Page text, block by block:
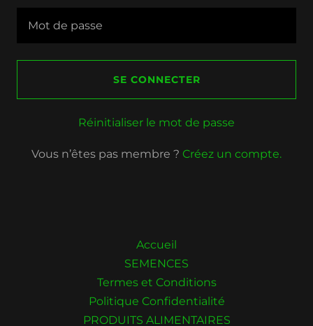
SE CONNECTER
Réinitialiser le mot de passe
Vous n’êtes pas membre ? Créez un compte.
Accueil
SEMENCES
Termes et Conditions
Politique Confidentialité
PRODUITS ALIMENTAIRES